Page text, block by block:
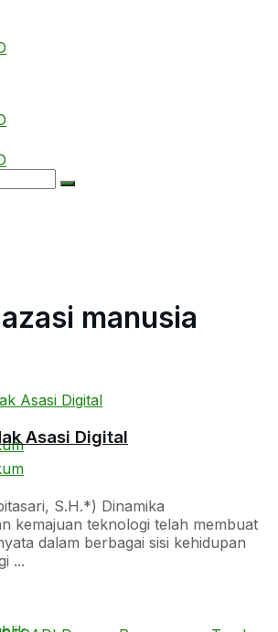
manusia
Asasi Digital
S.H.*) Dinamika
kemajuan teknologi telah membuat
dalam berbagai sisi kehidupan
...